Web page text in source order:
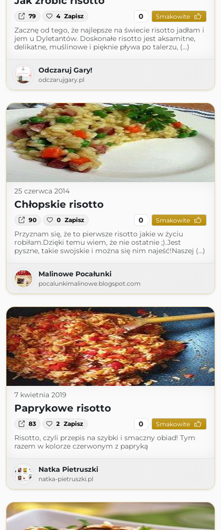
79 4 Zapisz 0 Smakowite
Zacznę od tego, że najlepsze na świecie risotto jadłam i
jem u Dyletantów. Doskonałe risotto jest aksamitne,
delikatne, muślinowe i pięknie pływa po talerzu, (...)
Odczaruj Gary!
odczarujgary.pl
25 czerwca 2014
Chłopskie risotto
90 0 Zapisz 0 Smakowite
Przyznam się, że to pierwsze risotto jakie w życiu
robiłam.Dzięki temu wiem, że nie ostatnie ;).Jest
pyszne, takie swojskie i można się nim najeść!Naszej (...)
Malinowe Pocałunki
pocalunkimalinowe.blogspot.com
7 kwietnia 2019
Paprykowe risotto
83 2 Zapisz 0 Smakowite
Risotto, czyli przepis na szybki i smaczny obiad! Tym
razem w kolorze czerwonym z papryką
Natka Pietruszki
natka-pietruszki.pl